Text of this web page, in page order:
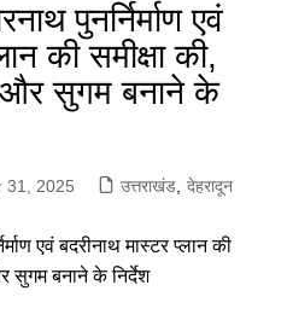
पुनर्निर्माण एवं
की समीक्षा की,
और सुगम बनाने के
31, 2025 उत्तराखंड, देहरादून